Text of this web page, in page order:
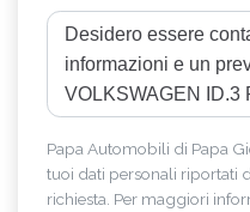
Papa Automobili di Papa
tuoi dati personali riportati
richiesta. Per maggiori informazioni sul trattamento dei tuoi